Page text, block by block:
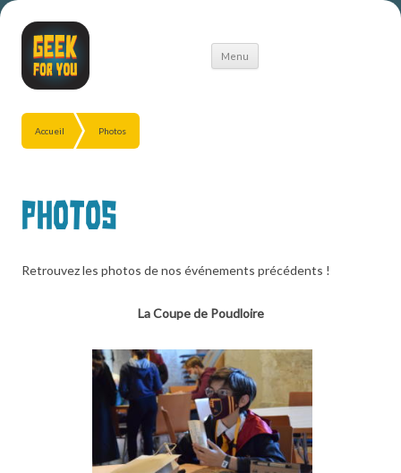
Menu
Aller
Accueil Photos
Photos
Retrouvez les photos de nos événements précédents !
La Coupe de Poudloire